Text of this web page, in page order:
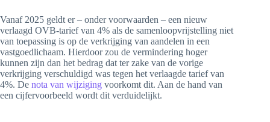
Vanaf 2025 geldt er – onder voorwaarden – een nieuw
verlaagd OVB-tarief van 4% als de samenloopvrijstelling niet
van toepassing is op de verkrijging van aandelen in een
vastgoedlichaam. Hierdoor zou de vermindering hoger
kunnen zijn dan het bedrag dat ter zake van de vorige
verkrijging verschuldigd was tegen het verlaagde tarief van
4%. De nota van wijziging voorkomt dit. Aan de hand van
een cijfervoorbeeld wordt dit verduidelijkt.